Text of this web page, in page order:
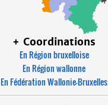
+ Coordinations
En Région bruxelloise
En Région wallonne
En Fédération Wallonie-Bruxelles